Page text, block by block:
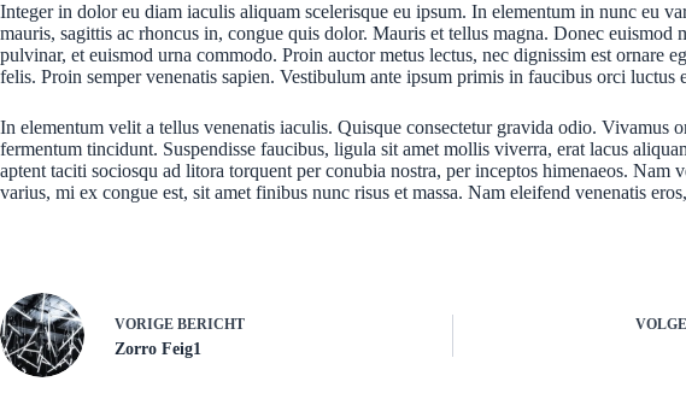
Integer in dolor eu diam iaculis aliquam scelerisque eu ipsum. In elementum in nunc eu
mauris, sagittis ac rhoncus in, congue quis dolor. Mauris et tellus magna. Donec
pulvinar, et euismod urna commodo. Proin auctor metus lectus, nec dignissim est ornare
felis. Proin semper venenatis sapien. Vestibulum ante ipsum primis in faucibus orci luctus
In elementum velit a tellus venenatis iaculis. Quisque consectetur gravida odio.
fermentum tincidunt. Suspendisse faucibus, ligula sit amet mollis viverra, erat lacus
aptent taciti sociosqu ad litora torquent per conubia nostra, per inceptos himenaeos.
varius, mi ex congue est, sit amet finibus nunc risus et massa. Nam eleifend venenatis
VORIGE BERICHT
Zorro Feig1